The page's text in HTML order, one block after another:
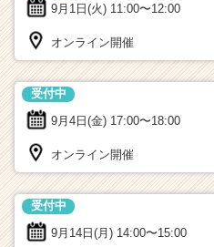
9月1日(火) 11:00〜12:00
オンライン開催
9月4日(金) 17:00〜18:00
受付中
オンライン開催
9月14日(月) 14:00〜15:00
受付中